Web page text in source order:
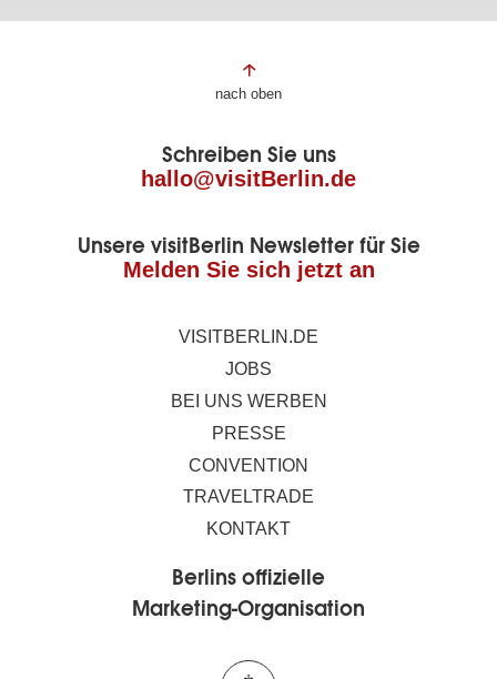
Fußbereich
Seite
nach oben
Schreiben Sie uns
hallo@visitBerlin.de
Unsere visitBerlin Newsletter für Sie
Melden Sie sich jetzt an
VISITBERLIN.DE
JOBS
BEI UNS WERBEN
PRESSE
CONVENTION
TRAVELTRADE
KONTAKT
Berlins offizielle
Marketing-Organisation